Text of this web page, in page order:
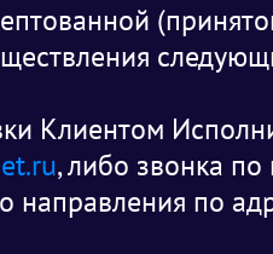
Клиентом
, либо звонка
направления по